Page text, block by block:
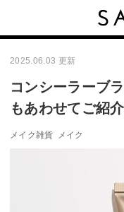
2025.06.03 更新
コンシーラーブ
もあわせてご紹介
メイク雑貨 メイク